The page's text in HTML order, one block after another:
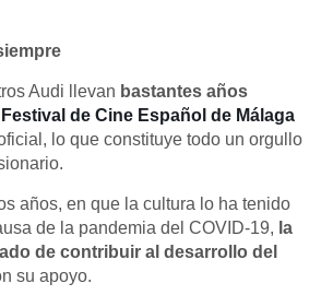
Audi llevan bastantes años
Festival de Cine Español de Málaga
lo que constituye todo un orgullo
años, en que la cultura lo ha tenido
de la pandemia del COVID-19, la
de contribuir al desarrollo del
su apoyo.